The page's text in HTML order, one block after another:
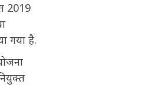
2019
गया है.